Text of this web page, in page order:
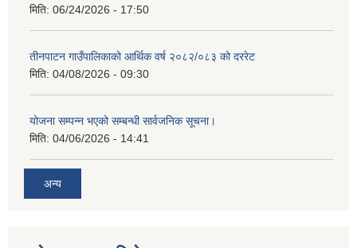
मिति: 06/24/2026 - 17:50
तीनपाटन गाउँपालिकाको आर्थिक वर्ष २०८२/०८३ को दररेट
मिति: 04/08/2026 - 09:30
योजना सम्पन्न भएको सम्बन्धी सार्वजनिक सूचना।
मिति: 04/06/2026 - 14:41
अन्य